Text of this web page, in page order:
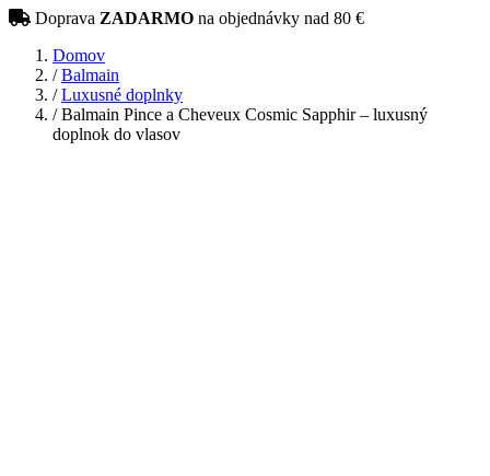
Doprava ZADARMO na objednávky nad 80 €
Domov
/ Balmain
/ Luxusné doplnky
/Balmain Pince a Cheveux Cosmic Sapphir – luxusný
doplnok do vlasov